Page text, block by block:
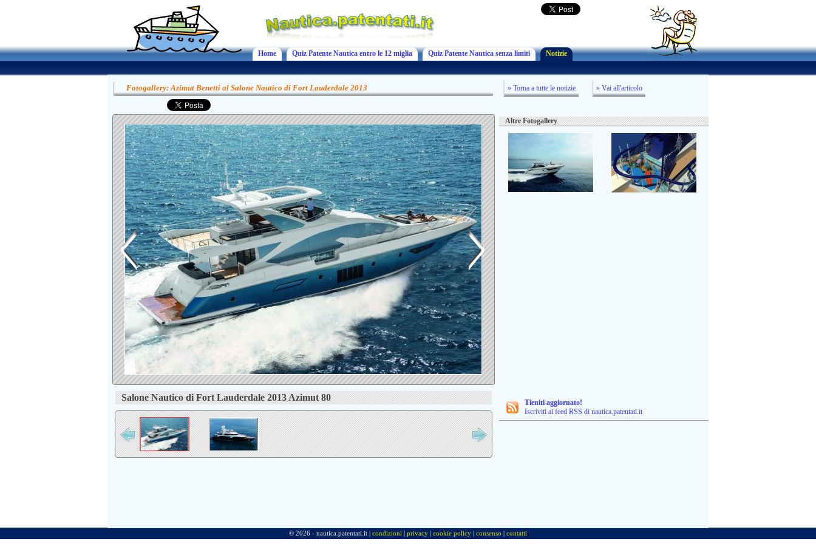
Home Quiz Patente Nautica entro le 12 miglia Quiz Patente Nautica senza limiti Notizie
» Torna a tutte le notizie » Vai all'articolo
Altre Fotogallery
Tieniti aggiornato!
Iscriviti ai feed RSS di nautica.patentati.it
Fotogallery: Azimut Benetti al Salone Nautico di Fort Lauderdale 2013
Salone Nautico di Fort Lauderdale 2013 Azimut 80
© 2026 - nautica.patentati.it | condizioni | privacy | cookie policy | consenso | contatti